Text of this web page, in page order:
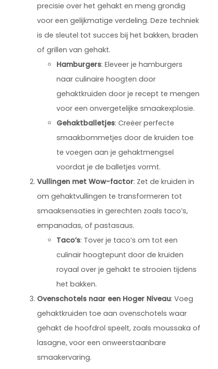
precisie over het gehakt en meng grondig
voor een gelijkmatige verdeling. Deze techniek
is de sleutel tot succes bij het bakken, braden
of grillen van gehakt.
Hamburgers: Eleveer je hamburgers
naar culinaire hoogten door
gehaktkruiden door je recept te mengen
voor een onvergetelijke smaakexplosie.
Gehaktballetjes: Creëer perfecte
smaakbommetjes door de kruiden toe
te voegen aan je gehaktmengsel
voordat je de balletjes vormt.
Vullingen met Wow-factor: Zet de kruiden in
om gehaktvullingen te transformeren tot
smaaksensaties in gerechten zoals taco’s,
empanadas, of pastasaus.
Taco’s: Tover je taco’s om tot een
culinair hoogtepunt door de kruiden
royaal over je gehakt te strooien tijdens
het bakken.
Ovenschotels naar een Hoger Niveau: Voeg
gehaktkruiden toe aan ovenschotels waar
gehakt de hoofdrol speelt, zoals moussaka of
lasagne, voor een onweerstaanbare
smaakervaring.